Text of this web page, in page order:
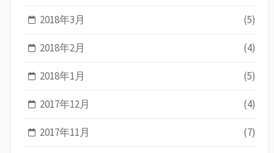
2018年3月 (5)
2018年2月 (4)
2018年1月 (5)
2017年12月 (4)
2017年11月 (7)